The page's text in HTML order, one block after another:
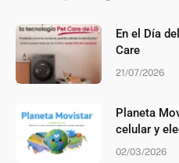
En el Día
Care
21/07/2026
Planeta
celular y
02/03/2026